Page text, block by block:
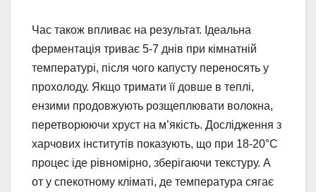
Час також впливає на результат. Ідеальна
ферментація триває 5-7 днів при кімнатній
температурі, після чого капусту переносять у
прохолоду. Якщо тримати її довше в теплі,
ензими продовжують розщеплювати волокна,
перетворюючи хруст на м’якість. Дослідження з
харчових інститутів показують, що при 18-20°C
процес іде рівномірно, зберігаючи текстуру. А
от у спекотному кліматі, де температура сягає